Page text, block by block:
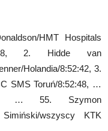
HMT Hospitals
2. Hidde van
Holandia/8:52:42, 3.
SMS Toruń/8:52:48, …
… 55. Szymon
wszyscy KTK